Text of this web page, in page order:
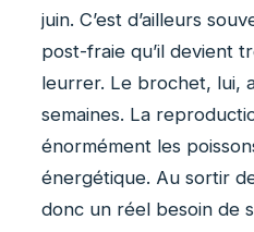
juin. C’est d’ailleurs
post-fraie qu’il devient
leurrer. Le brochet, lui,
semaines. La
énormément les
énergétique. Au sortir
donc un réel besoin de